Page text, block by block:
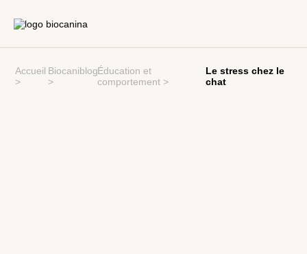
Accueil
>
Biocaniblog
>
Éducation et
comportement >
Le stress chez le
chat